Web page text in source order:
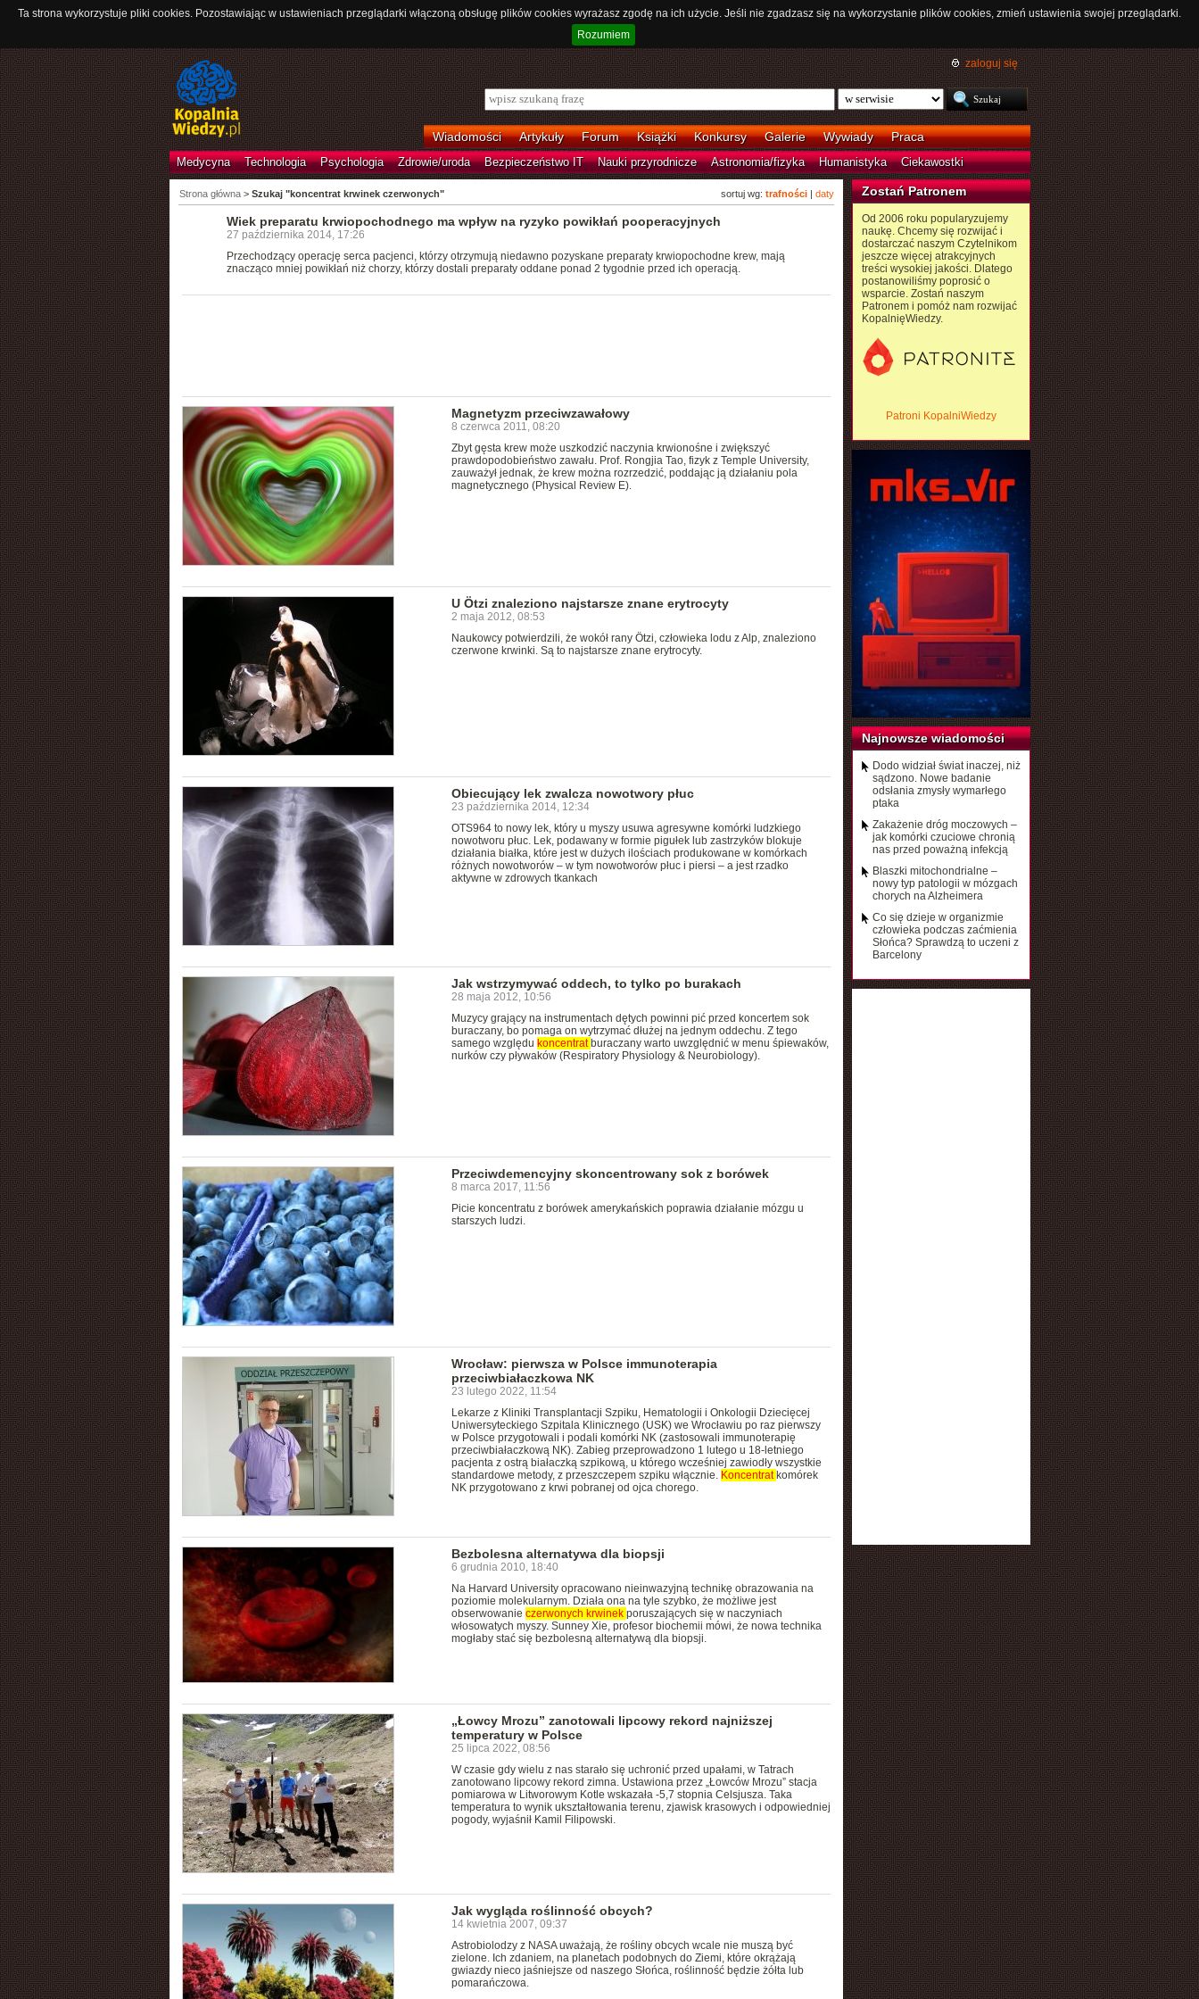
Ta strona wykorzystuje pliki cookies. Pozostawiając w ustawieniach przeglądarki włączoną obsługę plików cookies wyrażasz zgodę na ich użycie. Jeśli nie zgadzasz się na wykorzystanie plików cookies, zmień ustawienia swojej przeglądarki.
Rozumiem
zaloguj się
Wiadomości Artykuły Forum Książki Konkursy Galerie Wywiady Praca
Medycyna Technologia Psychologia Zdrowie/uroda Bezpieczeństwo IT Nauki przyrodnicze Astronomia/fizyka Humanistyka Ciekawostki
sortuj wg: trafności| daty
Strona główna> Szukaj "koncentrat krwinek czerwonych"
Wiek preparatu krwiopochodnego ma wpływ na ryzyko powikłań pooperacyjnych
27 października 2014, 17:26
Przechodzący operację serca pacjenci, którzy otrzymują niedawno pozyskane preparaty krwiopochodne krew, mają
znacząco mniej powikłań niż chorzy, którzy dostali preparaty oddane ponad 2 tygodnie przed ich operacją.
Magnetyzm przeciwzawałowy
8 czerwca 2011, 08:20
Zbyt gęsta krew może uszkodzić naczynia krwionośne i zwiększyć
prawdopodobieństwo zawału. Prof. Rongjia Tao, fizyk z Temple University,
zauważył jednak, że krew można rozrzedzić, poddając ją działaniu pola
magnetycznego (Physical Review E).
U Ötzi znaleziono najstarsze znane erytrocyty
2 maja 2012, 08:53
Naukowcy potwierdzili, że wokół rany Ötzi, człowieka lodu z Alp, znaleziono
czerwone krwinki. Są to najstarsze znane erytrocyty.
Obiecujący lek zwalcza nowotwory płuc
23 października 2014, 12:34
OTS964 to nowy lek, który u myszy usuwa agresywne komórki ludzkiego
nowotworu płuc. Lek, podawany w formie pigułek lub zastrzyków blokuje
działania białka, które jest w dużych ilościach produkowane w komórkach
różnych nowotworów – w tym nowotworów płuc i piersi – a jest rzadko
aktywne w zdrowych tkankach
Jak wstrzymywać oddech, to tylko po burakach
28 maja 2012, 10:56
Muzycy grający na instrumentach dętych powinni pić przed koncertem sok
buraczany, bo pomaga on wytrzymać dłużej na jednym oddechu. Z tego
samego względu koncentrat buraczany warto uwzględnić w menu śpiewaków,
nurków czy pływaków (Respiratory Physiology & Neurobiology).
Przeciwdemencyjny skoncentrowany sok z borówek
8 marca 2017, 11:56
Picie koncentratu z borówek amerykańskich poprawia działanie mózgu u
starszych ludzi.
Wrocław: pierwsza w Polsce immunoterapia
przeciwbiałaczkowa NK
23 lutego 2022, 11:54
Lekarze z Kliniki Transplantacji Szpiku, Hematologii i Onkologii Dziecięcej
Uniwersyteckiego Szpitala Klinicznego (USK) we Wrocławiu po raz pierwszy
w Polsce przygotowali i podali komórki NK (zastosowali immunoterapię
przeciwbiałaczkową NK). Zabieg przeprowadzono 1 lutego u 18-letniego
pacjenta z ostrą białaczką szpikową, u którego wcześniej zawiodły wszystkie
standardowe metody, z przeszczepem szpiku włącznie. Koncentrat komórek
NK przygotowano z krwi pobranej od ojca chorego.
Bezbolesna alternatywa dla biopsji
6 grudnia 2010, 18:40
Na Harvard University opracowano nieinwazyjną technikę obrazowania na
poziomie molekularnym. Działa ona na tyle szybko, że możliwe jest
obserwowanie czerwonych krwinek poruszających się w naczyniach
włosowatych myszy. Sunney Xie, profesor biochemii mówi, że nowa technika
mogłaby stać się bezbolesną alternatywą dla biopsji.
„Łowcy Mrozu” zanotowali lipcowy rekord najniższej
temperatury w Polsce
25 lipca 2022, 08:56
W czasie gdy wielu z nas starało się uchronić przed upałami, w Tatrach
zanotowano lipcowy rekord zimna. Ustawiona przez „Łowców Mrozu” stacja
pomiarowa w Litworowym Kotle wskazała -5,7 stopnia Celsjusza. Taka
temperatura to wynik ukształtowania terenu, zjawisk krasowych i odpowiedniej
pogody, wyjaśnił Kamil Filipowski.
Jak wygląda roślinność obcych?
14 kwietnia 2007, 09:37
Astrobiolodzy z NASA uważają, że rośliny obcych wcale nie muszą być
zielone. Ich zdaniem, na planetach podobnych do Ziemi, które okrążają
gwiazdy nieco jaśniejsze od naszego Słońca, roślinność będzie żółta lub
pomarańczowa.
Zostań Patronem
Od 2006 roku popularyzujemy
naukę. Chcemy się rozwijać i
dostarczać naszym Czytelnikom
jeszcze więcej atrakcyjnych
treści wysokiej jakości. Dlatego
postanowiliśmy poprosić o
wsparcie. Zostań naszym
Patronem i pomóż nam rozwijać
KopalnięWiedzy.
Patroni KopalniWiedzy
Najnowsze wiadomości
Dodo widział świat inaczej, niż
sądzono. Nowe badanie
odsłania zmysły wymarłego
ptaka
Zakażenie dróg moczowych –
jak komórki czuciowe chronią
nas przed poważną infekcją
Blaszki mitochondrialne –
nowy typ patologii w mózgach
chorych na Alzheimera
Co się dzieje w organizmie
człowieka podczas zaćmienia
Słońca? Sprawdzą to uczeni z
Barcelony